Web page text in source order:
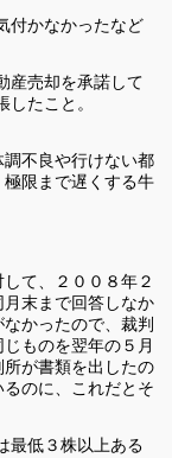
付かなかったなど
産売却を承諾して
たこと。
不良や行けない都
限まで遅くする牛
て、２００８年２
末まで回答しなか
かったので、裁判
ものを翌年の５月
が書類を出したの
のに、これだとそ
最低３株以上ある